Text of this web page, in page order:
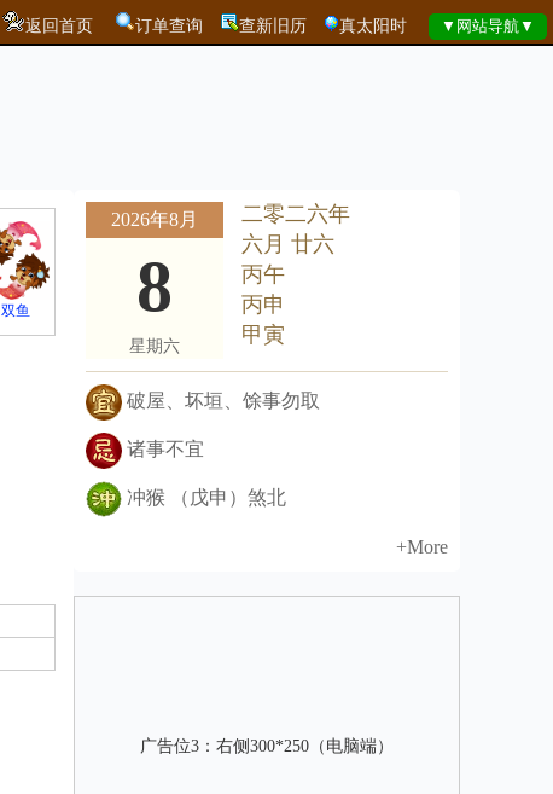
返回首页 订单查询 查新旧历 真太阳时
双鱼
2026年8月
8
星期六
二零二六年
六月 廿六
丙午
丙申
甲寅
破屋、坏垣、馀事勿取
诸事不宜
冲猴 （戊申）煞北
+More
广告位3：右侧300*250（电脑端）